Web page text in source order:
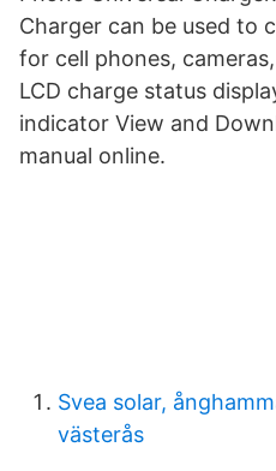
Charger can be used to
for cell phones,
LCD charge status
indicator View and
manual online.
Svea solar,
västerås